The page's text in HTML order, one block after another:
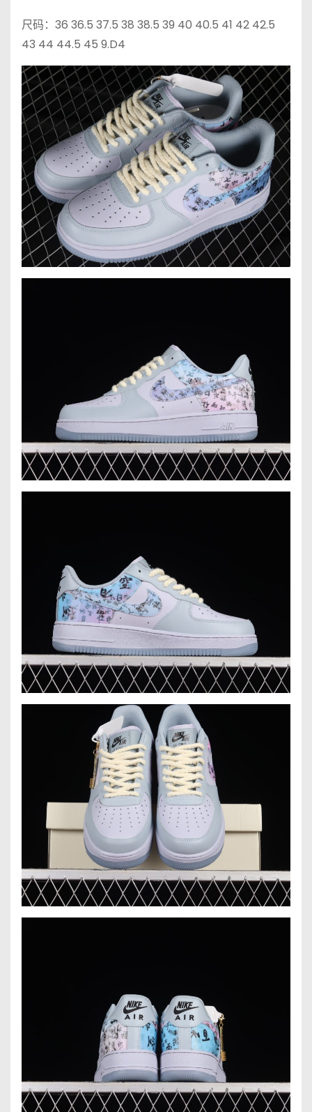
尺码：36 36.5 37.5 38 38.5 39 40 40.5 41 42 42.5
43 44 44.5 45 9.D4